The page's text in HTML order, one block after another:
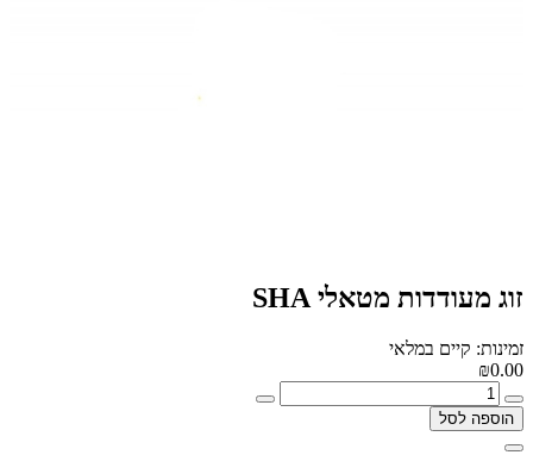
זוג מעודדות מטאלי SHA
זמינות: קיים במלאי
₪0.00
הוספה לסל